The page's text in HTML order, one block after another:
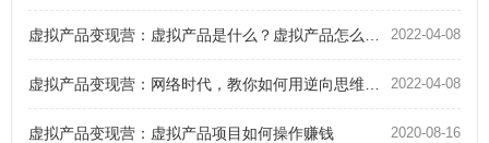
2022-04-08
虚拟产品变现营：虚拟产品是什么？虚拟产品怎么自动化赚钱？
2022-04-08
虚拟产品变现营：网络时代，教你如何用逆向思维通过虚拟产品赚钱
2020-08-16
虚拟产品变现营：虚拟产品项目如何操作赚钱